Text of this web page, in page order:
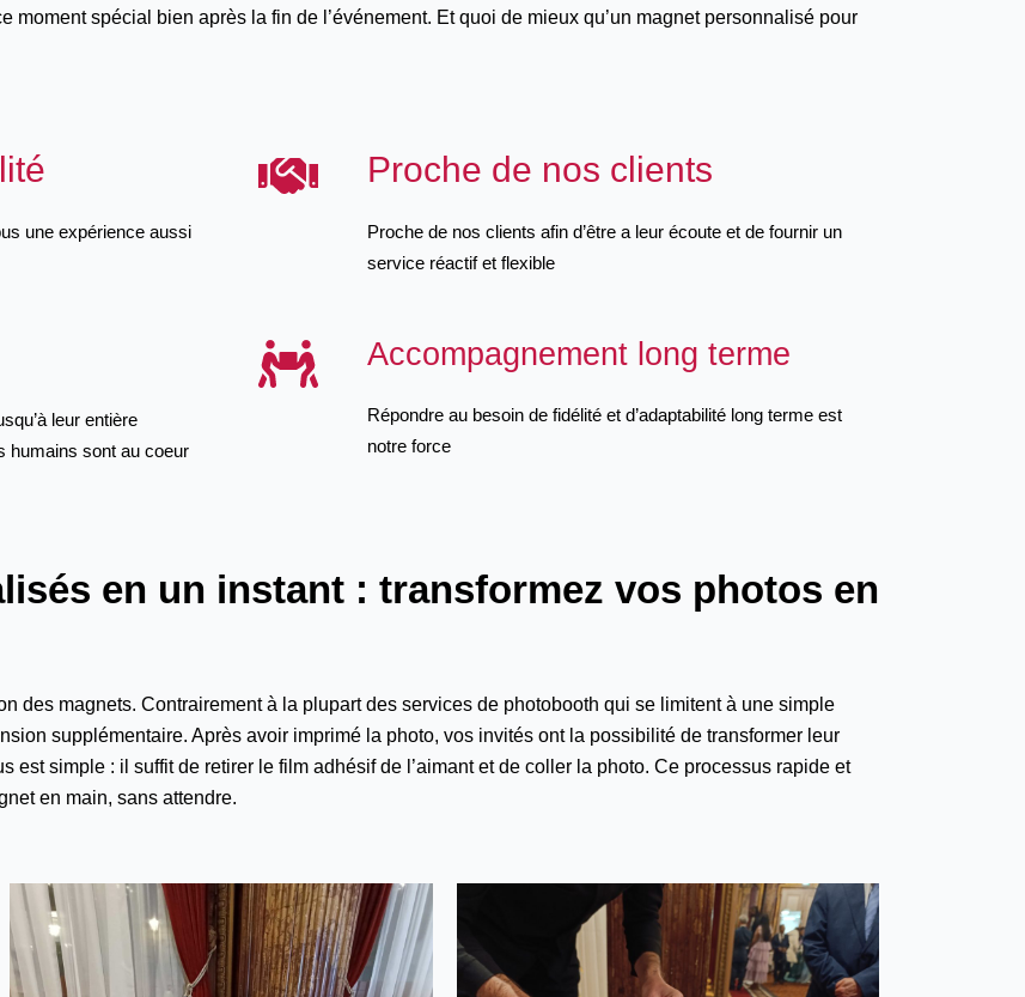
moment spécial bien après la fin de l’événement. Et quoi de mieux qu’un magnet personnalisé pour
une expérience aussi
Proche de nos clients
Proche de nos clients afin d’être a leur écoute et de fournir un
service réactif et flexible
leur entière
humains sont au coeur
Accompagnement long terme
Répondre au besoin de fidélité et d’adaptabilité long terme est
notre force
en un instant : transformez vos photos en
des magnets. Contrairement à la plupart des services de photobooth qui se limitent à une simple
supplémentaire. Après avoir imprimé la photo, vos invités ont la possibilité de transformer leur
est simple : il suffit de retirer le film adhésif de l’aimant et de coller la photo. Ce processus rapide et
en main, sans attendre.